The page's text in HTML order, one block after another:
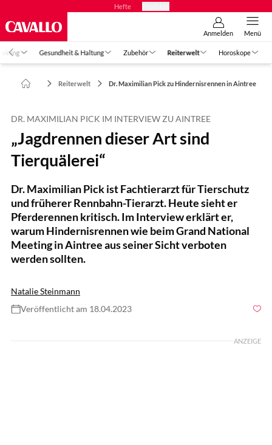
Hefte
Anmelden Menü
Gesundheit & Haltung Zubehör Reiterwelt Horoskope
Reiterwelt Dr. Maximilian Pick zu Hindernisrennen in Aintree
DR. MAXIMILIAN PICK IM INTERVIEW ZU AINTREE
„Jagdrennen dieser Art sind
Tierquälerei“
Dr. Maximilian Pick ist Fachtierarzt für Tierschutz
und früherer Rennbahn-Tierarzt. Heute sieht er
Pferderennen kritisch. Im Interview erklärt er,
warum Hindernisrennen wie beim Grand National
Meeting in Aintree aus seiner Sicht verboten
werden sollten.
Natalie Steinmann
Veröffentlicht am 18.04.2023
ANZEIGE